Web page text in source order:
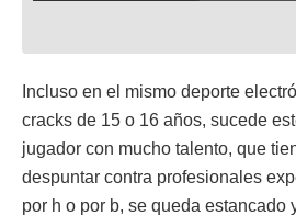
Incluso en el mismo deporte
cracks de 15 o 16 años, sucede
jugador con mucho talento, que
despuntar contra profesionales
por h o por b, se queda estancado